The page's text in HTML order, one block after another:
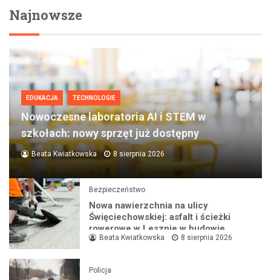
Najnowsze
EDUKACJA TECHNOLOGIE
Nowoczesne laboratoria AI i STEM w
szkołach: nowy sprzęt już dostępny
Beata Kwiatkowska 8 sierpnia 2026
Bezpieczeństwo
Nowa nawierzchnia na ulicy
Święciechowskiej: asfalt i ścieżki
rowerowe w Lesznie w budowie
Beata Kwiatkowska 8 sierpnia 2026
Policja